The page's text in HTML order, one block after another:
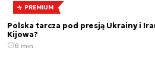
PREMIUM
Polska tarcza pod presją Ukrainy i
Kijowa?
6 min.